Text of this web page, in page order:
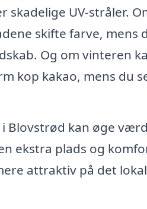
UV-stråler.
skifte farve, mens
Og om vinteren
kop kakao, mens du
Blovstrød kan øge
ekstra plads og
attraktiv på det